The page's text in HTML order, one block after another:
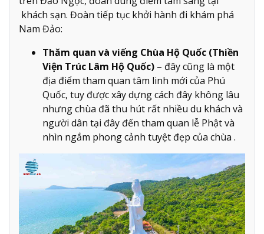
khách sạn. Đoàn tiếp tục khởi hành đi khám phá
Nam Đảo:
Thăm quan và viếng Chùa Hộ Quốc (Thiền
Viện Trúc Lâm Hộ Quốc) – đây cũng là một
địa điểm tham quan tâm linh mới của Phú
Quốc, tuy được xây dựng cách đây không lâu
nhưng chùa đã thu hút rất nhiều du khách và
người dân tại đây đến tham quan lễ Phật và
nhìn ngắm phong cảnh tuyệt đẹp của chùa .